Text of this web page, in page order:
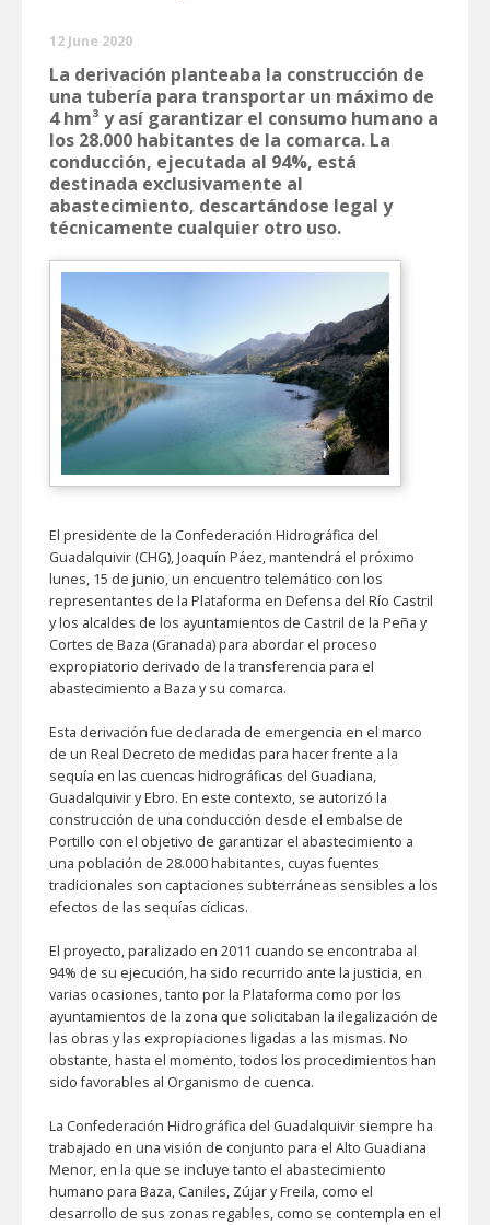
12 June 2020
La derivación planteaba la construcción de
una tubería para transportar un máximo de
4 hm³ y así garantizar el consumo humano a
los 28.000 habitantes de la comarca. La
conducción, ejecutada al 94%, está
destinada exclusivamente al
abastecimiento, descartándose legal y
técnicamente cualquier otro uso.
El presidente de la Confederación Hidrográfica del
Guadalquivir (CHG), Joaquín Páez, mantendrá el próximo
lunes, 15 de junio, un encuentro telemático con los
representantes de la Plataforma en Defensa del Río Castril
y los alcaldes de los ayuntamientos de Castril de la Peña y
Cortes de Baza (Granada) para abordar el proceso
expropiatorio derivado de la transferencia para el
abastecimiento a Baza y su comarca.
Esta derivación fue declarada de emergencia en el marco
de un Real Decreto de medidas para hacer frente a la
sequía en las cuencas hidrográficas del Guadiana,
Guadalquivir y Ebro. En este contexto, se autorizó la
construcción de una conducción desde el embalse de
Portillo con el objetivo de garantizar el abastecimiento a
una población de 28.000 habitantes, cuyas fuentes
tradicionales son captaciones subterráneas sensibles a los
efectos de las sequías cíclicas.
El proyecto, paralizado en 2011 cuando se encontraba al
94% de su ejecución, ha sido recurrido ante la justicia, en
varias ocasiones, tanto por la Plataforma como por los
ayuntamientos de la zona que solicitaban la ilegalización de
las obras y las expropiaciones ligadas a las mismas. No
obstante, hasta el momento, todos los procedimientos han
sido favorables al Organismo de cuenca.
La Confederación Hidrográfica del Guadalquivir siempre ha
trabajado en una visión de conjunto para el Alto Guadiana
Menor, en la que se incluye tanto el abastecimiento
humano para Baza, Caniles, Zújar y Freila, como el
desarrollo de sus zonas regables, como se contempla en el